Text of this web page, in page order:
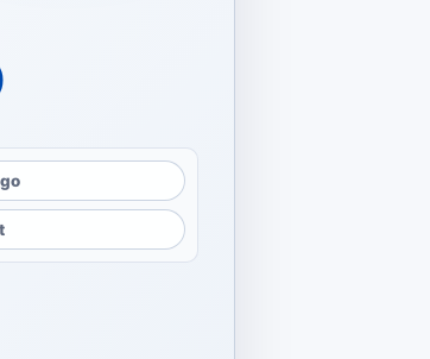
Rp5.000.000.